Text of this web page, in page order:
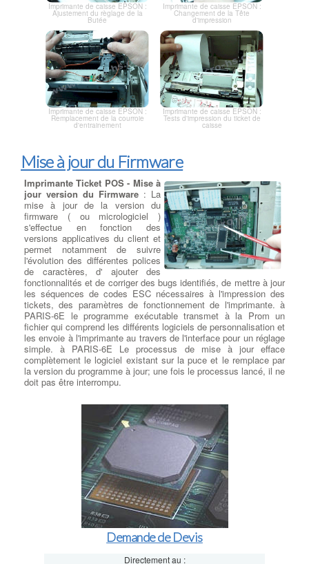
Imprimante de caisse EPSON :
Ajustement du règlage de la
Butée
Imprimante de caisse EPSON :
Changement de la Tête
d'impression
Imprimante de caisse EPSON :
Remplacement de la courroie
d'entrainement
Imprimante de caisse EPSON :
Tests d'impression du ticket de
caisse
Mise à jour du Firmware
Imprimante Ticket POS - Mise à
jour version du Firmware : La
mise à jour de la version du
firmware ( ou micrologiciel )
s'effectue en fonction des
versions applicatives du client et
permet notamment de suivre
l'évolution des différentes polices
de caractères, d' ajouter des
fonctionnalités et de corriger des bugs identifiés, de mettre à jour
les séquences de codes ESC nécessaires à l'impression des
tickets, des paramètres de fonctionnement de l'imprimante. à
PARIS-6E le programme exécutable transmet à la Prom un
fichier qui comprend les différents logiciels de personnalisation et
les envoie à l'imprimante au travers de l'interface pour un réglage
simple. à PARIS-6E Le processus de mise à jour efface
complètement le logiciel existant sur la puce et le remplace par
la version du programme à jour; une fois le processus lancé, il ne
doit pas être interrompu.
Demande de Devis
Directement au :